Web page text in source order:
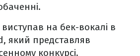
виступав на бек-вокалі в
який представляв
конкурсі.